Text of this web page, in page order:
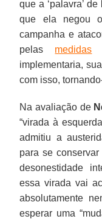
que a ‘palavra’ de
que ela negou
campanha e
pelas medidas
implementaria,
com isso,
Na avaliação de
“virada à
admitiu a
para se
desonestidade
essa virada vai
absolutamente
esperar uma